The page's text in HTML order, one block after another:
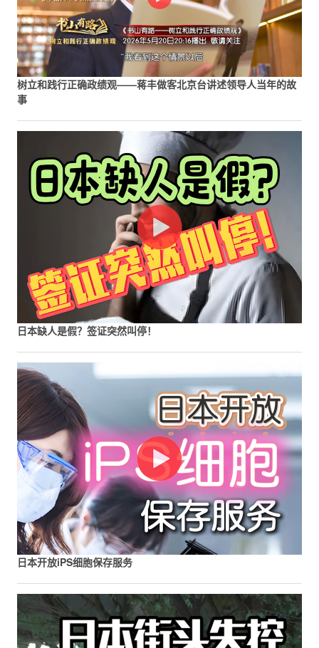
树立和践行正确政绩观——蒋丰做客北京台讲述领导人当年的故
事
日本缺人是假？签证突然叫停！
日本开放iPS细胞保存服务